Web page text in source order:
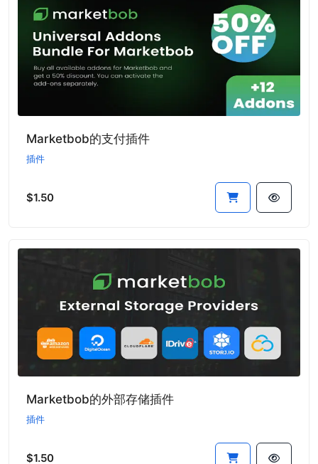
Marketbob的支付插件
插件
$1.50
Marketbob的外部存储插件
插件
$1.50